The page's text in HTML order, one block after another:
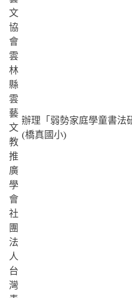
文
協
會
雲
林
縣
雲
藝
文
教
推
廣
學
會
辦理「弱勢家庭學童書法
(橋真國小)
社
團
法
人
台
灣